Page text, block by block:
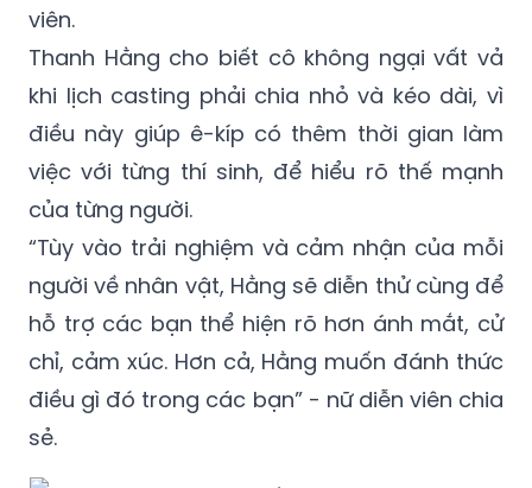
khi lịch casting phải chia nhỏ và kéo dài, vì
điều này giúp ê-kíp có thêm thời gian làm
việc với từng thí sinh, để hiểu rõ thế mạnh
của từng người.
“Tùy vào trải nghiệm và cảm nhận của mỗi
người về nhân vật, Hằng sẽ diễn thử cùng để
hỗ trợ các bạn thể hiện rõ hơn ánh mắt, cử
chỉ, cảm xúc. Hơn cả, Hằng muốn đánh thức
điều gì đó trong các bạn” - nữ diễn viên chia
sẻ.